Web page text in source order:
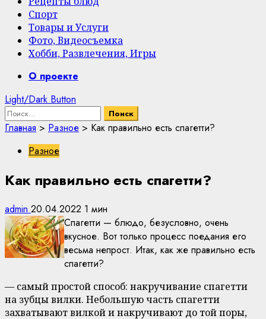
Спорт
Товары и Услуги
Фото, Видеосъемка
Хобби, Развлечения, Игры
PrimaryО проекте
Light/Dark Button
Найти:
Главная > Разное > Как правильно есть спагетти?
Разное
Как правильно есть спагетти?
admin 20.04.2022 1 мин
Спагетти — блюдо, безусловно, очень
вкусное. Вот только процесс поедания его
весьма непрост. Итак, как же правильно есть
спагетти?
— самый простой способ: накручивание спагетти
на зубцы вилки. Небольшую часть спагетти
захватывают вилкой и накручивают до той поры,